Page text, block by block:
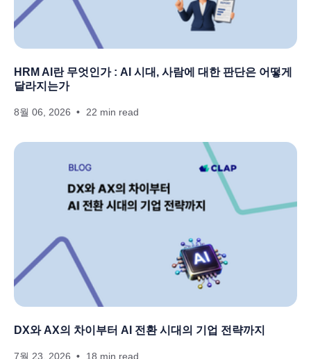
HRM AI란 무엇인가 : AI 시대, 사람에 대한 판단은 어떻게
달라지는가
8월 06, 2026 22 min read
DX와 AX의 차이부터 AI 전환 시대의 기업 전략까지
7월 23, 2026 18 min read